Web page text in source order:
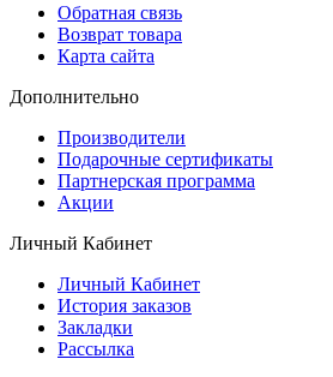
Обратная связь
Возврат товара
Карта сайта
Дополнительно
Производители
Подарочные сертификаты
Партнерская программа
Акции
Личный Кабинет
Личный Кабинет
История заказов
Закладки
Рассылка